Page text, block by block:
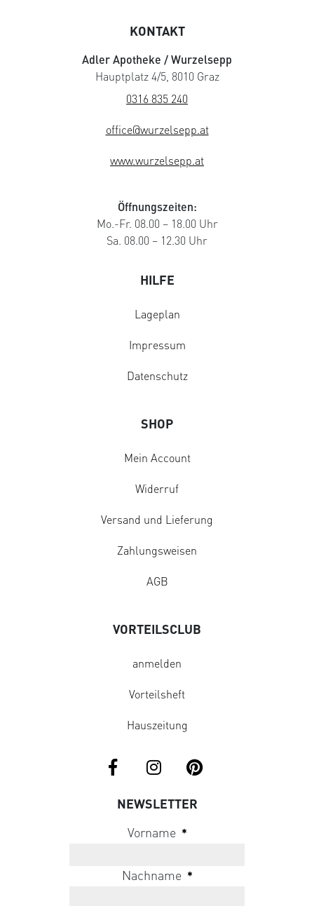
KONTAKT
Adler Apotheke / Wurzelsepp
Hauptplatz 4/5, 8010 Graz
0316 835 240
office@wurzelsepp.at
www.wurzelsepp.at
Öffnungszeiten:
Mo.-Fr. 08.00 – 18.00 Uhr
Sa. 08.00 – 12.30 Uhr
HILFE
Lageplan
Impressum
Datenschutz
SHOP
Mein Account
Widerruf
Versand und Lieferung
Zahlungsweisen
AGB
VORTEILSCLUB
anmelden
Vorteilsheft
Hauszeitung
NEWSLETTER
Vorname *
Nachname *